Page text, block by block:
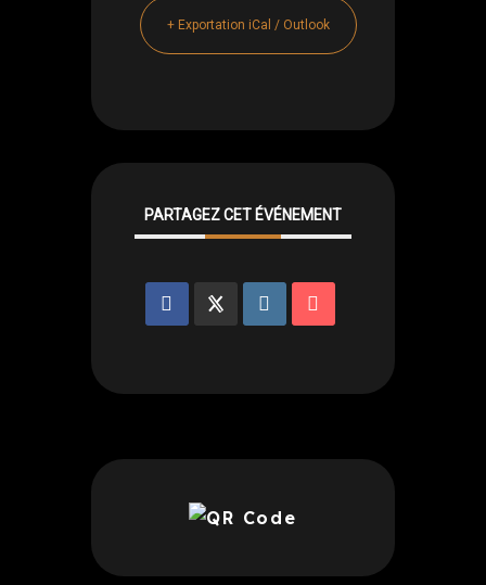
+ Exportation iCal / Outlook
PARTAGEZ CET ÉVÉNEMENT